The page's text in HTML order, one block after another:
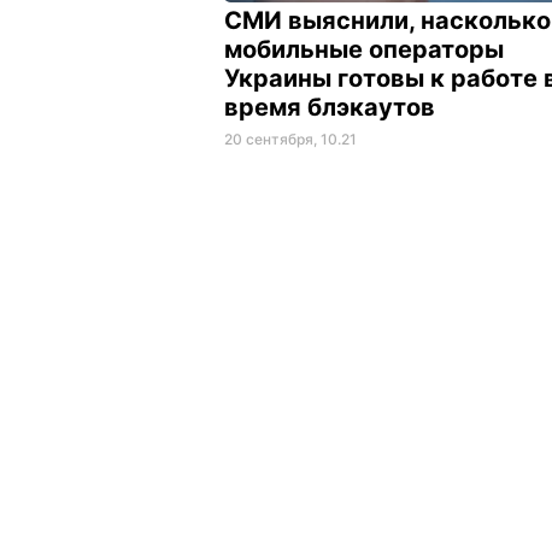
СМИ выяснили, насколько
мобильные операторы
Украины готовы к работе
время блэкаутов
20 сентября, 10.21